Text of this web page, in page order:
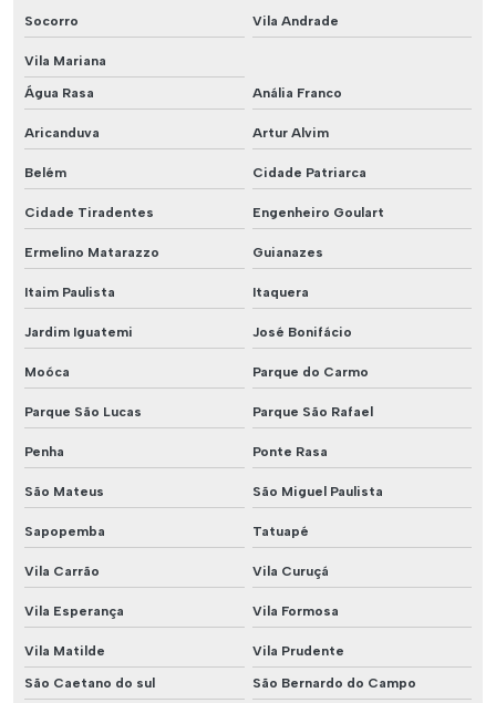
Socorro Vila Andrade
Vila Mariana
Água Rasa Anália Franco
Aricanduva Artur Alvim
Belém Cidade Patriarca
Cidade Tiradentes Engenheiro Goulart
Ermelino Matarazzo Guianazes
Itaim Paulista Itaquera
Jardim Iguatemi José Bonifácio
Moóca Parque do Carmo
Parque São Lucas Parque São Rafael
Penha Ponte Rasa
São Mateus São Miguel Paulista
Sapopemba Tatuapé
Vila Carrão Vila Curuçá
Vila Esperança Vila Formosa
Vila Matilde Vila Prudente
São Caetano do sul São Bernardo do Campo